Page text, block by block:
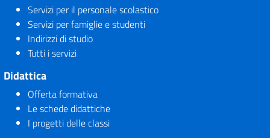
Servizi per il personale scolastico
Servizi per famiglie e studenti
Indirizzi di studio
Tutti i servizi
Didattica
Offerta formativa
Le schede didattiche
I progetti delle classi